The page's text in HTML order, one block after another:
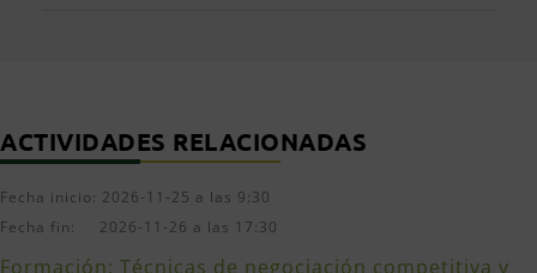
ACTIVIDADES RELACIONADAS
Fecha inicio: 2026-11-25 a las 9:30
Fecha fin: 2026-11-26 a las 17:30
Formación: Técnicas de negociación competitiva y